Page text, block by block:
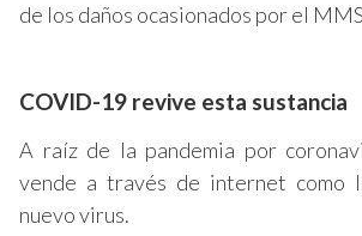
de los daños ocasionados por el
COVID-19 revive esta sustancia
A raíz de la pandemia por
vende a través de internet como
nuevo virus.